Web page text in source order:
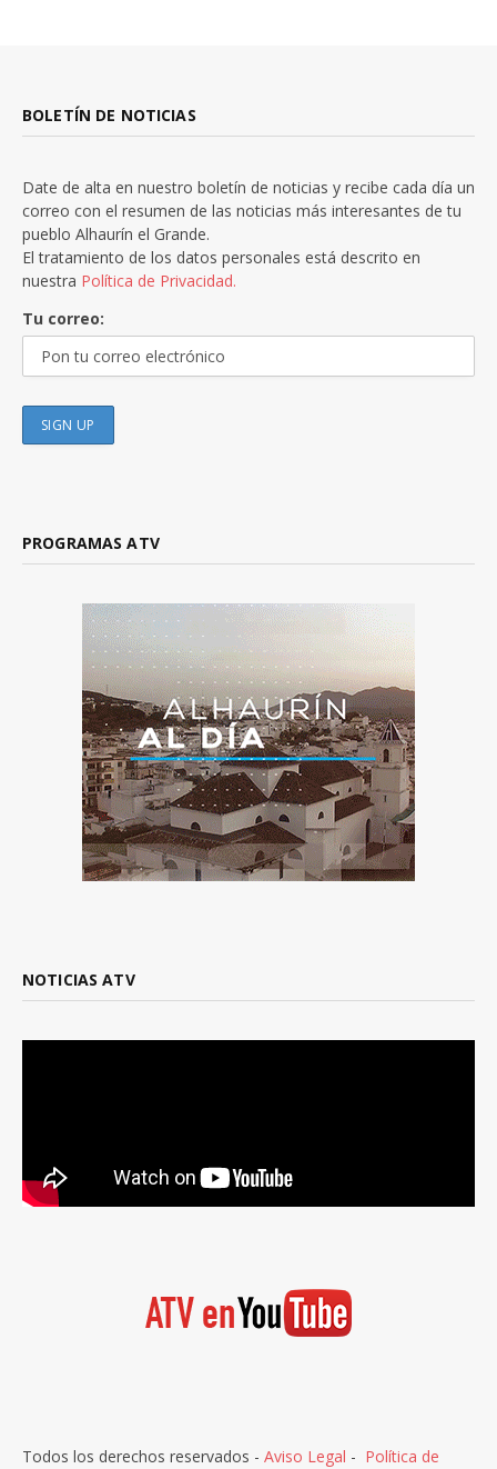
BOLETÍN DE NOTICIAS
Date de alta en nuestro boletín de noticias y recibe cada día un
correo con el resumen de las noticias más interesantes de tu
pueblo Alhaurín el Grande.
El tratamiento de los datos personales está descrito en
nuestra Política de Privacidad.
Tu correo:
PROGRAMAS ATV
NOTICIAS ATV
Todos los derechos reservados - Aviso Legal - Política de